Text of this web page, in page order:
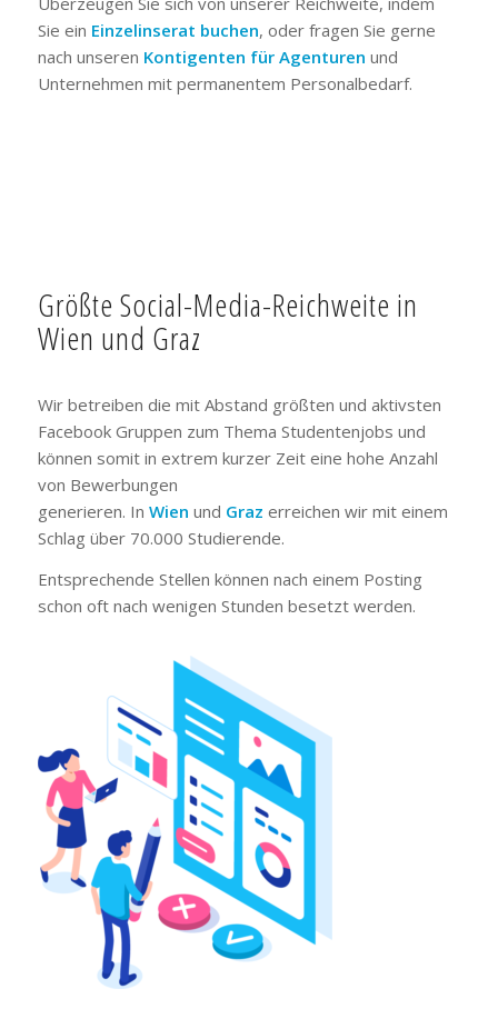
Sie ein Einzelinserat buchen, oder fragen Sie gerne
nach unseren Kontigenten für Agenturen und
Unternehmen mit permanentem Personalbedarf.
Größte Social-Media-Reichweite in
Wien und Graz
Wir betreiben die mit Abstand größten und aktivsten
Facebook Gruppen zum Thema Studentenjobs und
können somit in extrem kurzer Zeit eine hohe Anzahl
von Bewerbungen
generieren. In Wien und Graz erreichen wir mit einem
Schlag über 70.000 Studierende.
Entsprechende Stellen können nach einem Posting
schon oft nach wenigen Stunden besetzt werden.